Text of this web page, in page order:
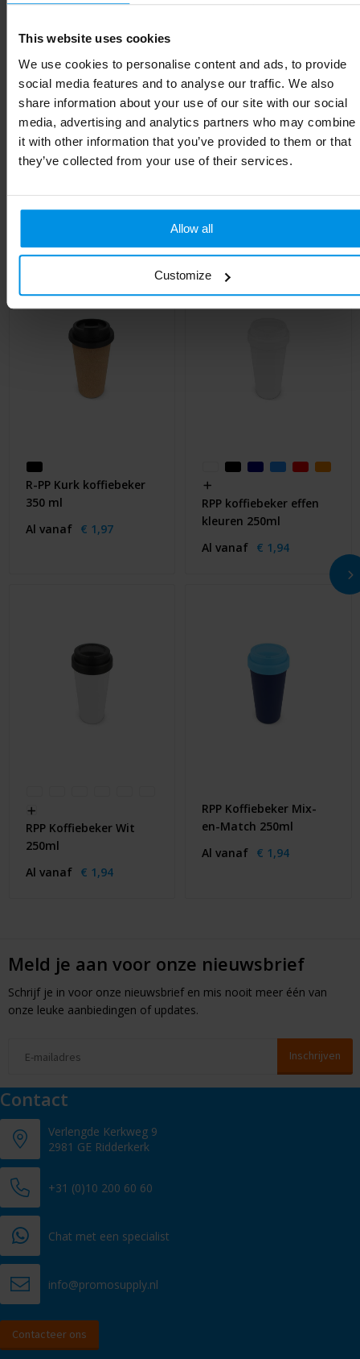
This website uses cookies
We use cookies to personalise content and ads, to provide
social media features and to analyse our traffic. We also
share information about your use of our site with our social
media, advertising and analytics partners who may combine
it with other information that you’ve provided to them or that
they’ve collected from your use of their services.
Allow all
Customize
Materiaal Ceramic, Stainless Steel
Diameter 8.8 cm
Kleur Wit
Hoogte 16.3 cm
Gerelateerde producten
R-PP Kurk koffiebeker
350 ml
Al vanaf € 1,97
RPP koffiebeker effen
kleuren 250ml
Al vanaf € 1,94
RPP Koffiebeker Wit
250ml
Al vanaf € 1,94
RPP Koffiebeker Mix-
en-Match 250ml
Al vanaf € 1,94
Meld je aan voor onze nieuwsbrief
Schrijf je in voor onze nieuwsbrief en mis nooit meer één van
onze leuke aanbiedingen of updates.
Contact
Verlengde Kerkweg 9
2981 GE Ridderkerk
+31 (0)10 200 60 60
Chat met een specialist
info@promosupply.nl
Contacteer ons